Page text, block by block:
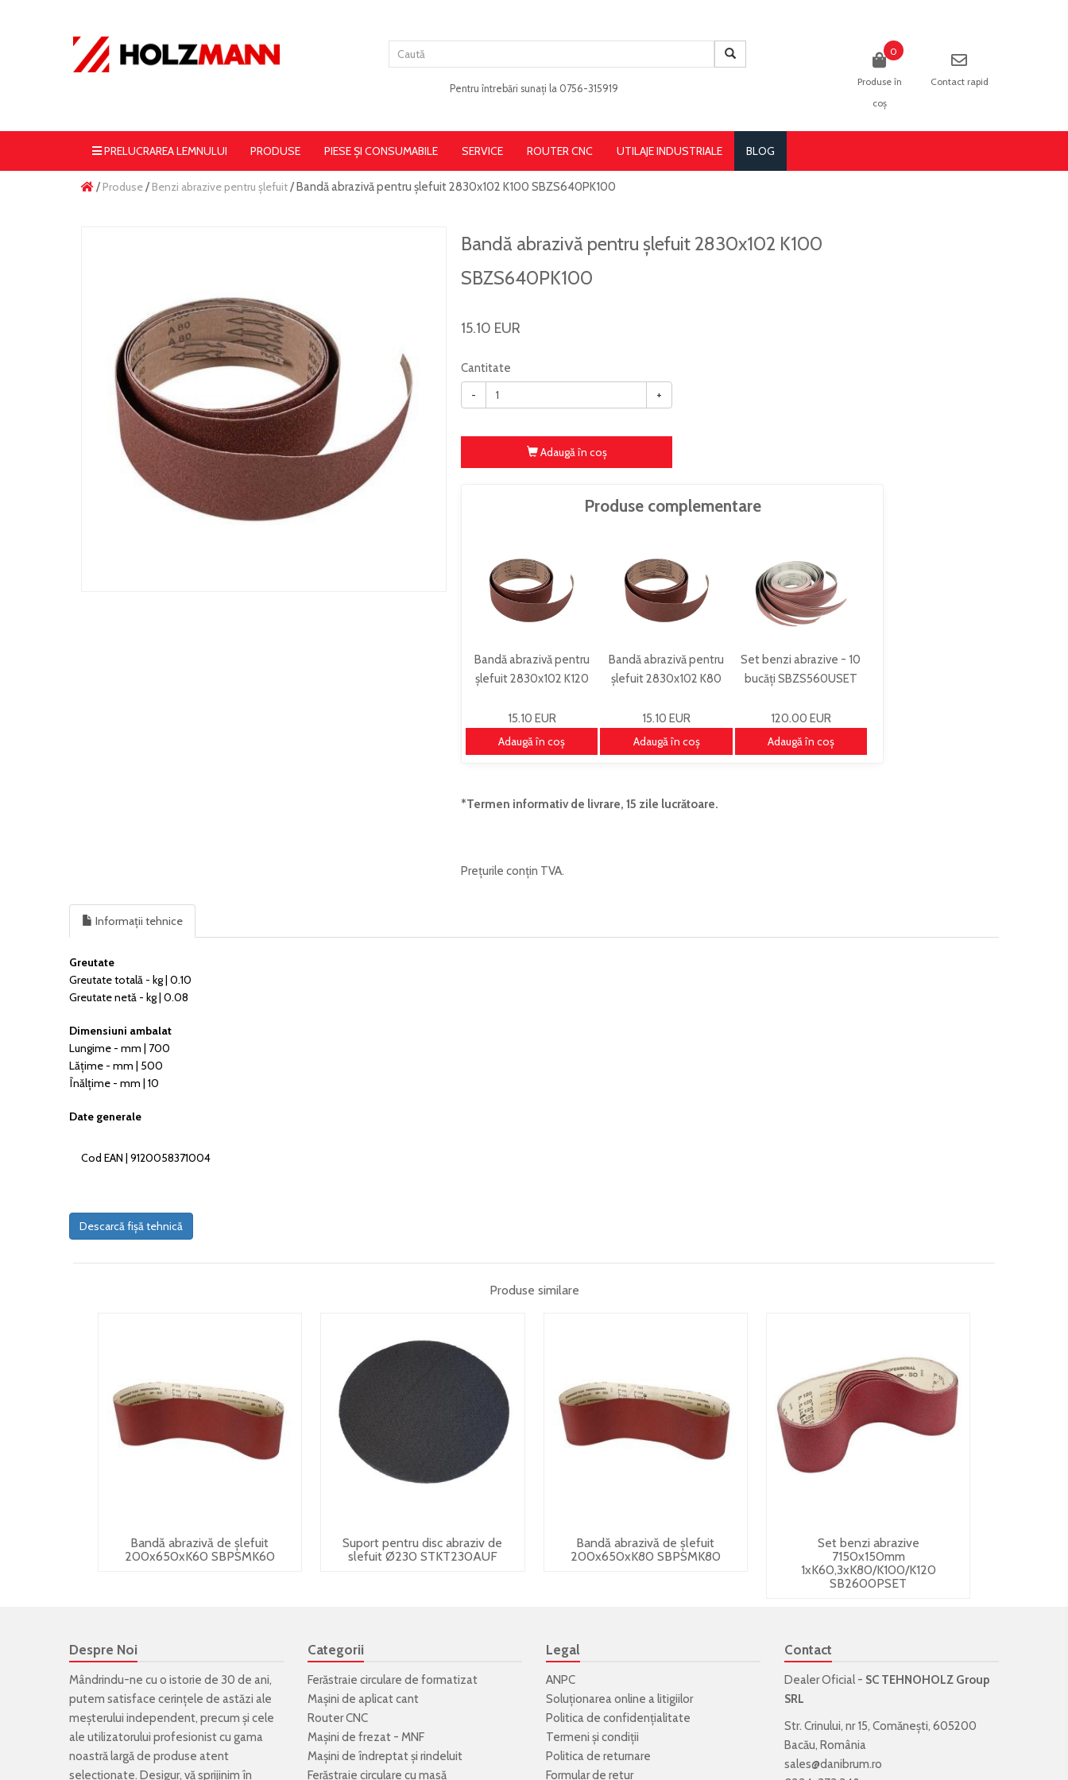
Pentru întrebări sunați la 0756-315919
Contact rapid
0
Produse în
coș
PRELUCRAREA LEMNULUI PRODUSE PIESE ȘI CONSUMABILE SERVICE ROUTER CNC UTILAJE INDUSTRIALE BLOG
/ Produse/ Benzi abrazive pentru șlefuit/ Bandă abrazivă pentru șlefuit 2830x102 K100 SBZS640PK100
Bandă abrazivă pentru șlefuit 2830x102 K100
SBZS640PK100
15.10 EUR
Cantitate
-
+
Adaugă în coş
Produse complementare
Bandă abrazivă pentru
șlefuit 2830x102 K120
15.10 EUR
Adaugă în coş
Bandă abrazivă pentru
șlefuit 2830x102 K80
15.10 EUR
Adaugă în coş
Set benzi abrazive - 10
bucăți SBZS560USET
120.00 EUR
Adaugă în coş
*Termen informativ de livrare, 15 zile lucrătoare.
Prețurile conțin TVA.
Informații tehnice
Greutate
Greutate totală - kg | 0.10
Greutate netă - kg | 0.08
Dimensiuni ambalat
Lungime - mm | 700
Lățime - mm | 500
Înălțime - mm | 10
Date generale
Cod EAN | 9120058371004
Descarcă fișă tehnică
Produse similare
Bandă abrazivă de șlefuit
200x650xK60 SBPSMK60
Suport pentru disc abraziv de
slefuit Ø230 STKT230AUF
Bandă abrazivă de șlefuit
200x650xK80 SBPSMK80
Set benzi abrazive
7150x150mm
1xK60,3xK80/K100/K120
SB2600PSET
Despre Noi
Mândrindu-ne cu o istorie de 30 de ani,
putem satisface cerințele de astăzi ale
meșterului independent, precum și cele
ale utilizatorului profesionist cu gama
noastră largă de produse atent
selecționate. Desigur, vă sprijinim în
Categorii
Ferăstraie circulare de formatizat
Mașini de aplicat cant
Router CNC
Mașini de frezat - MNF
Mașini de îndreptat și rindeluit
Ferăstraie circulare cu masă
Legal
ANPC
Soluționarea online a litigiilor
Politica de confidenţialitate
Termeni şi condiţii
Politica de returnare
Formular de retur
Contact
Dealer Oficial - SC TEHNOHOLZ Group
SRL
Str. Crinului, nr 15, Comănești, 605200
Bacău, România
sales@danibrum.ro